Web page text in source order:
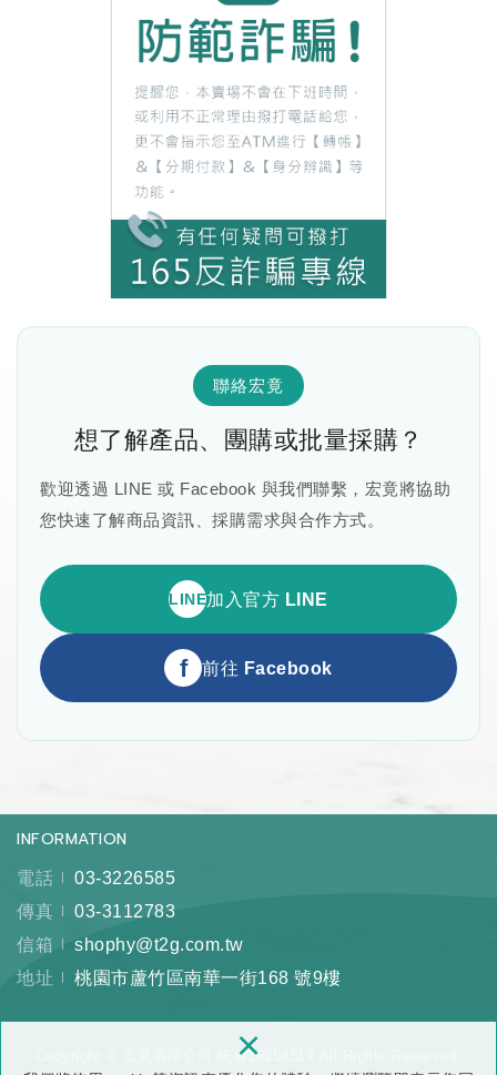
×
聯絡宏竟
想了解產品、團購或批量採購？
歡迎透過 LINE 或 Facebook 與我們聯繫，宏竟將協助
您快速了解商品資訊、採購需求與合作方式。
LINE加入官方 LINE
f 前往 Facebook
INFORMATION
電話
03-3226585
傳真
03-3112783
信箱
shophy@t2g.com.tw
地址
桃園市蘆竹區南華一街168 號9樓
Copyright © 宏竟有限公司 統編16254514 All Rights Reserved.